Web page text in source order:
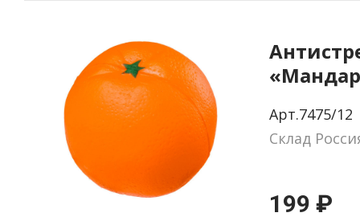
Арт.7475/12
Склад
199 ₽